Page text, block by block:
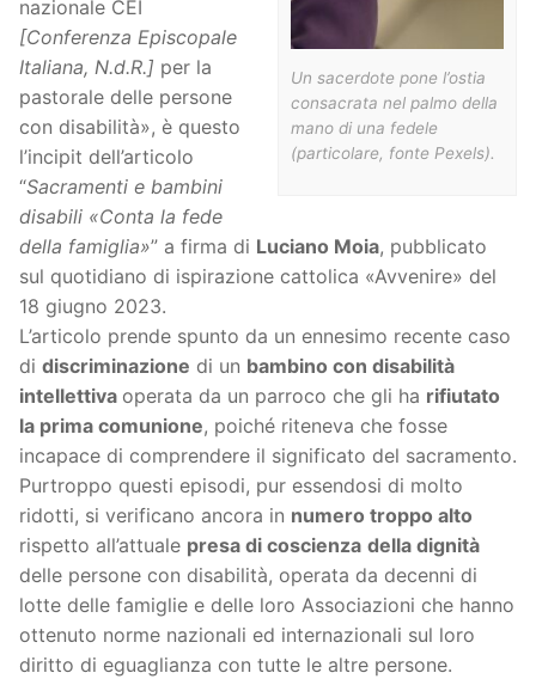
Un sacerdote pone l’ostia
consacrata nel palmo della
mano di una fedele
(particolare, fonte Pexels).
nazionale CEI
[Conferenza Episcopale
Italiana, N.d.R.] per la
pastorale delle persone
con disabilità», è questo
l’incipit dell’articolo
“Sacramenti e bambini
disabili «Conta la fede
della famiglia»” a firma di Luciano Moia, pubblicato
sul quotidiano di ispirazione cattolica «Avvenire» del
18 giugno 2023.
L’articolo prende spunto da un ennesimo recente caso
di discriminazione di un bambino con disabilità
intellettiva operata da un parroco che gli ha rifiutato
la prima comunione, poiché riteneva che fosse
incapace di comprendere il significato del sacramento.
Purtroppo questi episodi, pur essendosi di molto
ridotti, si verificano ancora in numero troppo alto
rispetto all’attuale presa di coscienza della dignità
delle persone con disabilità, operata da decenni di
lotte delle famiglie e delle loro Associazioni che hanno
ottenuto norme nazionali ed internazionali sul loro
diritto di eguaglianza con tutte le altre persone.